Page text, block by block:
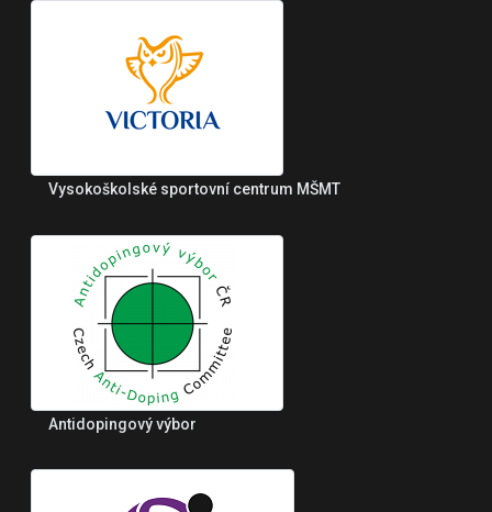
Vysokoškolské sportovní centrum MŠMT
Antidopingový výbor